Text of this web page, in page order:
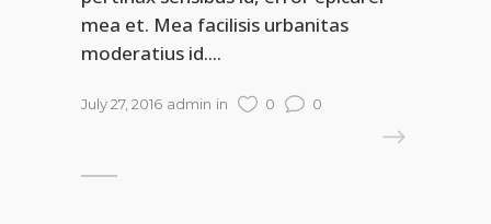
mea et. Mea facilisis urbanitas
moderatius id....
July 27, 2016 admin in 0 0